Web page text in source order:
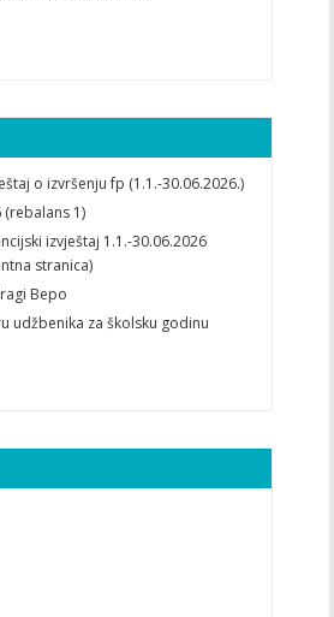
o izvršenju fp (1.1.-30.06.2026.)
(rebalans 1)
izvještaj 1.1.-30.06.2026
stranica)
Bepo
udžbenika za školsku godinu